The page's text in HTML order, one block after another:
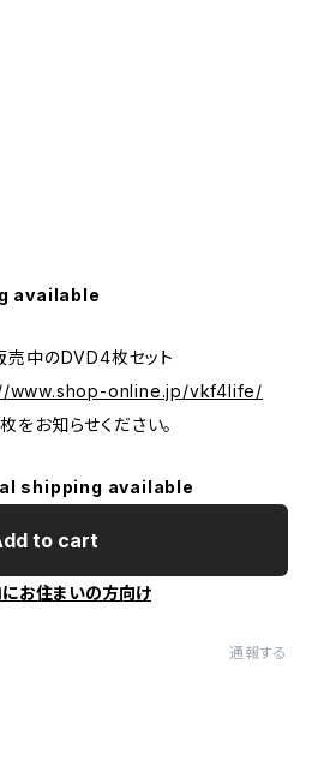
available
売中のDVD4枚セット
www.shop-online.jp/vkf4life/
お知らせください。
shipping available
to cart
お住まいの方向け
通報する